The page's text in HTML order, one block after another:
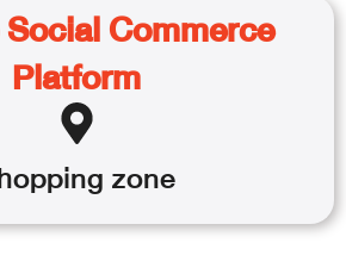
Commerce
Platform
zone